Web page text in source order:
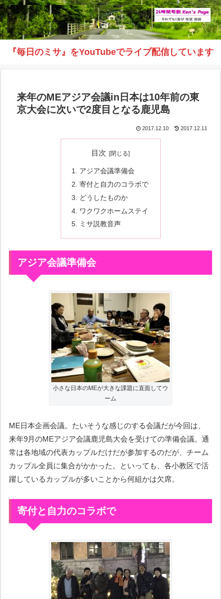
『毎日のミサ』をYouTubeでライブ配信しています
来年のMEアジア会議in日本は10年前の東
京大会に次いで2度目となる鹿児島
2017.12.10 2017.12.11
目次
アジア会議準備会
寄付と自力のコラボで
どうしたものか
ワクワクホームステイ
ミサ説教音声
アジア会議準備会
小さな日本のMEが大きな課題に直面してウ
ーム
ME日本企画会議。たいそうな感じのする会議だが今回は、
来年9月のMEアジア会議鹿児島大会を受けての準備会議。通
常は各地域の代表カップルだけだが参加するのだが、チーム
カップル全員に集合がかかった。といっても、各小教区で活
躍しているカップルが多いことから何組かは欠席。
寄付と自力のコラボで